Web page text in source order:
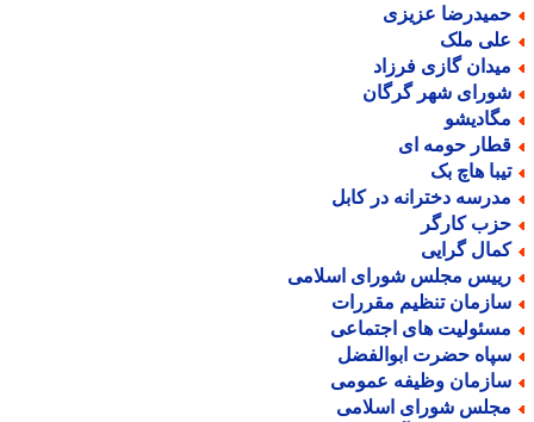
عزیزی
ملک
گازی فرزاد
شهر گرگان
حومه ای
هاچ بک
دخترانه در کابل
کارگر
گرایی
مجلس شورای اسلامی
تنظیم مقررات
های اجتماعی
حضرت ابوالفضل
وظیفه عمومی
شورای اسلامی